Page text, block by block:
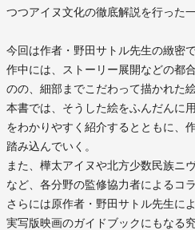
つつアイヌ文化の徹底解説を行った一
今回は作者・野田サトル先生の緻密
作中には、ストーリー展開などの都
のの、細部までこだわって描かれた
本書では、そうした絵をふんだんに
をわかりやすく紹介するとともに、
踏み込んでいく。
また、樺太アイヌや北方少数民族ニ
など、各分野の監修協力者によるコラ
さらには原作者・野田サトル先生に
実写版映画のガイドブックにもなる